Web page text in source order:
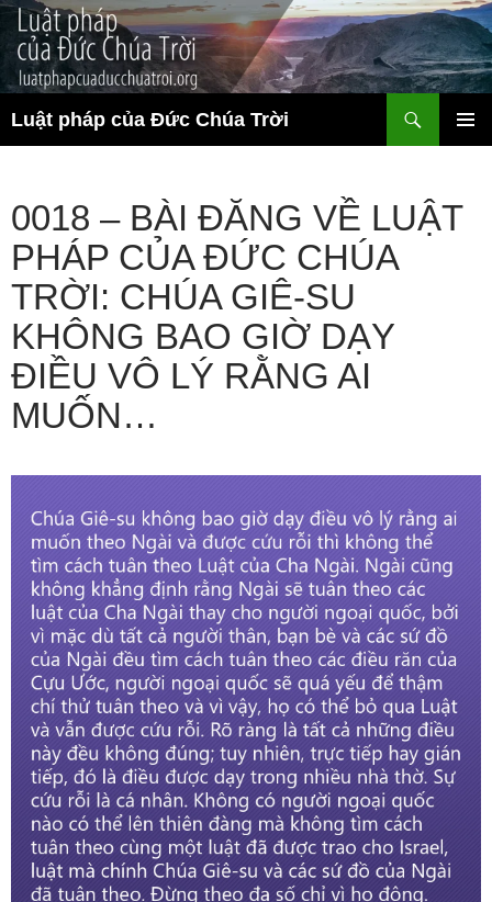
Chuyển
đến
nội
dung
Luật pháp của Đức Chúa Trời
kiếm
0018 – BÀI ĐĂNG VỀ LUẬT
PHÁP CỦA ĐỨC CHÚA
TRỜI: CHÚA GIÊ-SU
KHÔNG BAO GIỜ DẠY
ĐIỀU VÔ LÝ RẰNG AI
MUỐN…